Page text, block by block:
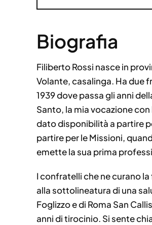
Biografia
Filiberto Rossi nasce in
Volante, casalinga. Ha due
1939 dove passa gli anni
Santo, la mia vocazione
dato disponibilità a partire
partire per le Missioni,
emette la sua prima
I confratelli che ne curano
alla sottolineatura di una
Foglizzo e di Roma San
anni di tirocinio. Si sente